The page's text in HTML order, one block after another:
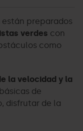
preparados
verdes con
como
la velocidad y la
de
disfrutar de la